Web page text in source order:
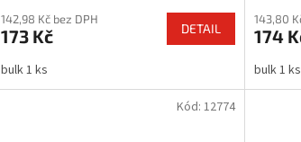
142,98 Kč bez DPH
173 Kč DETAIL
bulk 1 ks
143,80
174
bulk 1 ks
Kód: 12774